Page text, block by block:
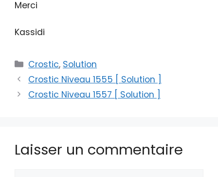
Merci
Kassidi
Catégories
Crostic, Solution
Crostic Niveau 1555 [ Solution ]
Crostic Niveau 1557 [ Solution ]
Laisser un commentaire